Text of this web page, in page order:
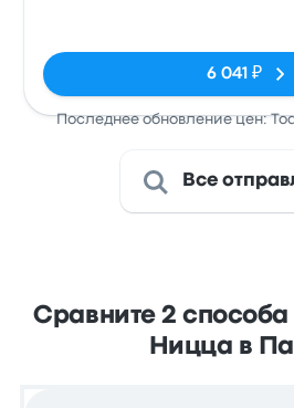
6 041 ₽
Последнее обновление цен:
Все
Сравните 2 способа
Ницца в